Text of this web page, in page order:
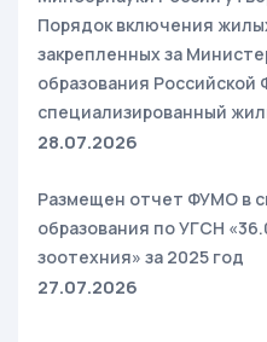
Порядок включения
закрепленных за
образования Российской
специализированный
28.07.2026
Размещен отчет ФУМО в
образования по УГСН
зоотехния» за 2025 год
27.07.2026